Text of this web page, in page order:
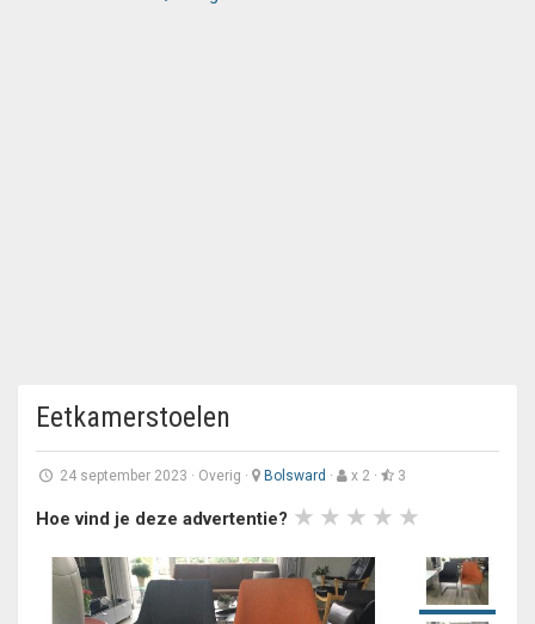
Eetkamerstoelen
24 september 2023 · Overig · Bolsward · x 2 · 3
Hoe vind je deze advertentie?